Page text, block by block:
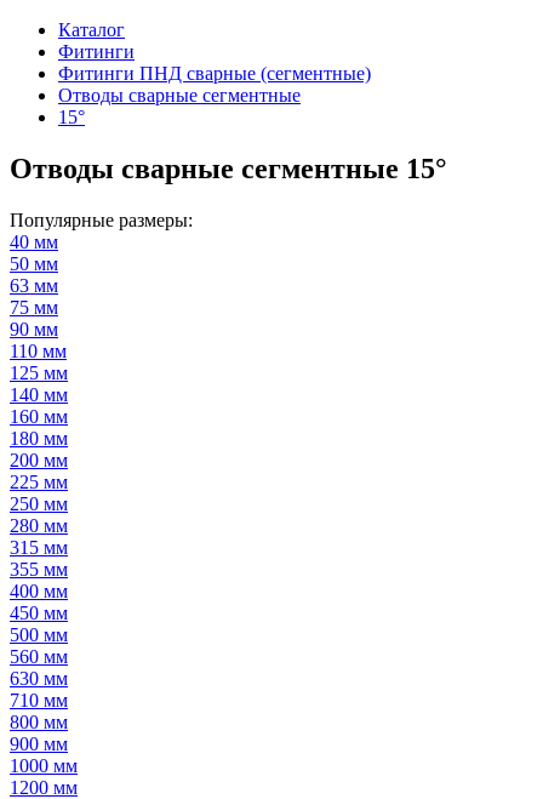
Каталог
Фитинги
Фитинги ПНД сварные (сегментные)
Отводы сварные сегментные
15°
Отводы сварные сегментные 15°
Популярные размеры:
40 мм
50 мм
63 мм
75 мм
90 мм
110 мм
125 мм
140 мм
160 мм
180 мм
200 мм
225 мм
250 мм
280 мм
315 мм
355 мм
400 мм
450 мм
500 мм
560 мм
630 мм
710 мм
800 мм
900 мм
1000 мм
1200 мм